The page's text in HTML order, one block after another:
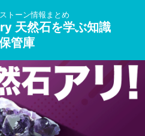
トーン情報まとめ
天然石を学ぶ知識
管庫